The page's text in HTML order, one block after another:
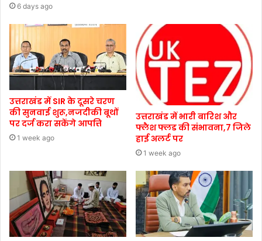
6 days ago
उत्तराखंड में SIR के दूसरे चरण
की सुनवाई शुरू,नजदीकी बूथों
पर दर्ज करा सकेंगे आपत्ति
1 week ago
उत्तराखंड में भारी बारिश और
फ्लैश फ्लड की संभावना,7 जिले
हाई अलर्ट पर
1 week ago